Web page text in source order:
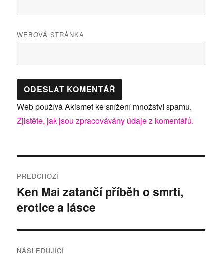
WEBOVÁ STRÁNKA
Web používá Akismet ke snížení množství spamu.
Zjistěte, jak jsou zpracovávány údaje z komentářů.
pro
příspěvek
PŘEDCHOZÍ
Předchozí
příspěvek:
Ken Mai zatančí příběh o smrti,
erotice a lásce
NÁSLEDUJÍCÍ